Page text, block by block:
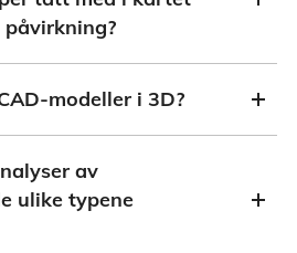
modeller i 3D?
av
ulike typene